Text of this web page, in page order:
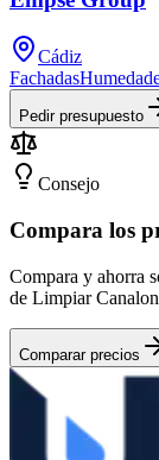
Cádiz
Fachadas
Pedir presupuesto
Consejo
Compara los
Compara y ahorra
de Limpiar
Comparar precios